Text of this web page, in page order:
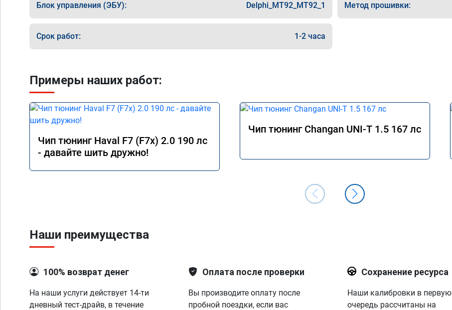
Блок управления (ЭБУ): Delphi_MT92_MT92_1 Метод прошивки:
Срок работ: 1-2 часа
Примеры наших работ:
Чип тюнинг Haval F7 (F7x) 2.0 190 лс
- давайте шить дружно!
Чип тюнинг Changan UNI-T 1.5 167 лс
Наши преимущества
100% возврат денег
На наши услуги действует 14-ти
дневный тест-драйв, в течение
Оплата после проверки
Вы производите оплату после
пробной поездки, если вас
Сохранение ресурса
Наши калибровки в первую
очередь рассчитаны на